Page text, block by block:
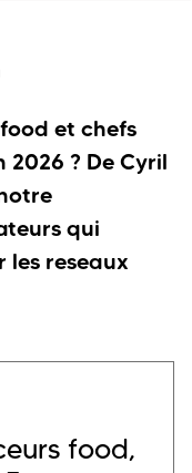
et chefs
? De Cyril
qui
les reseaux
food,